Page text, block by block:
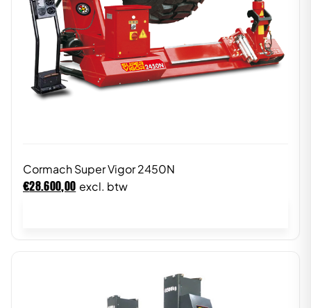
Cormach Super Vigor 2450N
€28.600,00 excl. btw